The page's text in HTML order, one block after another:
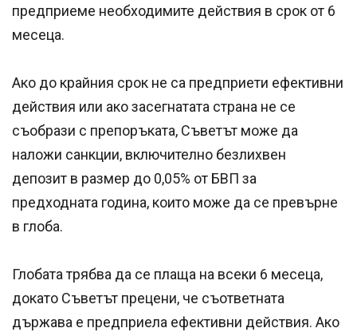
предприеме необходимите действия в срок от 6
месеца.
Ако до крайния срок не са предприети ефективни
действия или ако засегнатата страна не се
съобрази с препоръката, Съветът може да
наложи санкции, включително безлихвен
депозит в размер до 0,05% от БВП за
предходната година, които може да се превърне
в глоба.
Глобата трябва да се плаща на всеки 6 месеца,
докато Съветът прецени, че съответната
държава е предприела ефективни действия. Ако